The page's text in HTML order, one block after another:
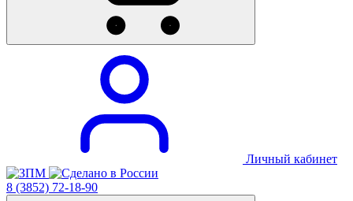
Личный кабинет
8 (3852) 72-18-90